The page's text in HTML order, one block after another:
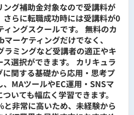
グ補助金対象なので受講料が
らに転職成功時には受講料が0
ングスクールです。 無料のカ
ーケティングだけでなく、
ラミングなど受講者の適正やキ
選択ができます。 カリキュラ
関する基礎から応用・思考プ
MAツールやEC運用・SNSマ
いても幅広く学習できます。
非常に高いため、未経験から